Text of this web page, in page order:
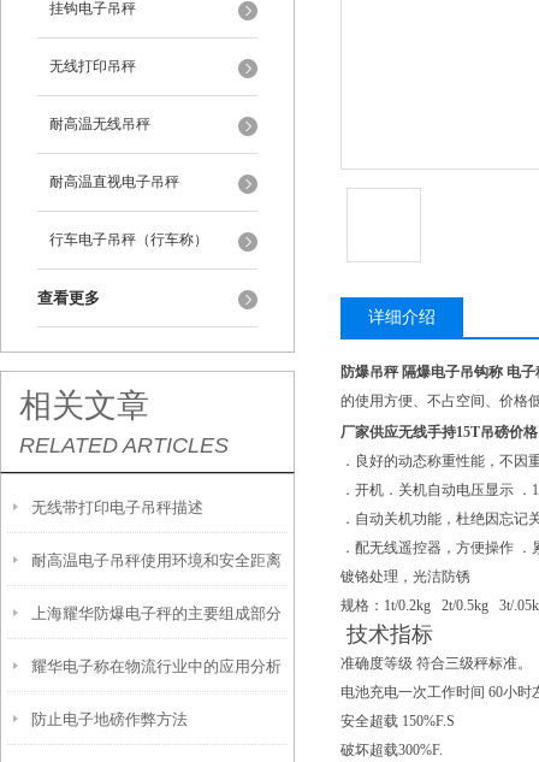
挂钩电子吊秤
无线打印吊秤
耐高温无线吊秤
耐高温直视电子吊秤
行车电子吊秤（行车称）
查看更多
相关文章
RELATED ARTICLES
无线带打印电子吊秤描述
耐高温电子吊秤使用环境和安全距离
上海耀华防爆电子秤的主要组成部分
耀华电子称在物流行业中的应用分析
防止电子地磅作弊方法
详细介绍
防爆吊秤 隔爆电子吊钩称 电
的使用方便、不占空间、价格
厂家供应无线手持15T吊磅价
．良好的动态称重性能，不因
．开机．关机自动电压显示
．自动关机功能，杜绝因忘记
．配无线遥控器，方便操作
镀铬处理，光洁防锈
规格：1t/0.2kg 2t/0.5kg 3t/
技术指标
准确度等级 符合三级秤标准。
电池充电一次工作时间 60小时
安全超载 150%F.S
破坏超载300%F.